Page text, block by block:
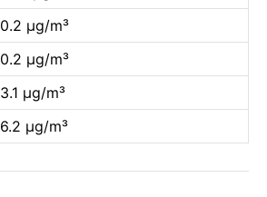
0.2 µg/m³
0.2 µg/m³
3.1 µg/m³
6.2 µg/m³